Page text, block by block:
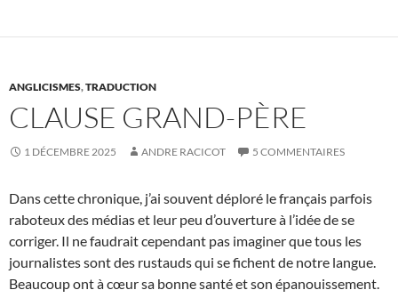
ANGLICISMES,TRADUCTION
CLAUSE GRAND-PÈRE
1 DÉCEMBRE 2025 ANDRE RACICOT 5 COMMENTAIRES
Dans cette chronique, j’ai souvent déploré le français parfois
raboteux des médias et leur peu d’ouverture à l’idée de se
corriger. Il ne faudrait cependant pas imaginer que tous les
journalistes sont des rustauds qui se fichent de notre langue.
Beaucoup ont à cœur sa bonne santé et son épanouissement.